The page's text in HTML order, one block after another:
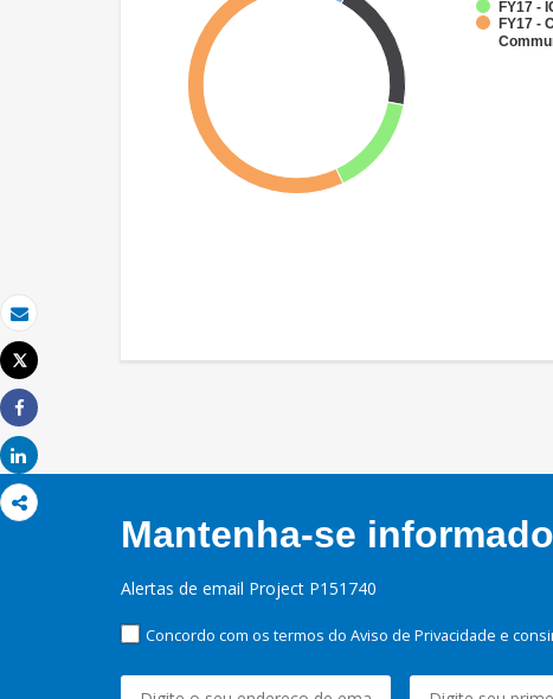
Email
Imprimir
Tweet
Share
Share
FY17 -
FY17 -
Mantenha-se
Alertas de email Project P151740
Concordo com os termos do Aviso de Privacidade e